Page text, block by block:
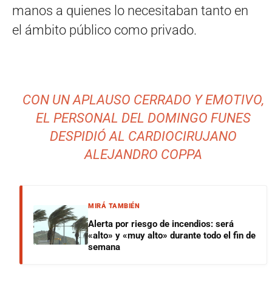
manos a quienes lo necesitaban tanto en
el ámbito público como privado.
CON UN APLAUSO CERRADO Y EMOTIVO,
EL PERSONAL DEL DOMINGO FUNES
DESPIDIÓ AL CARDIOCIRUJANO
ALEJANDRO COPPA
MIRÁ TAMBIÉN
Alerta por riesgo de incendios: será
«alto» y «muy alto» durante todo el fin de
semana